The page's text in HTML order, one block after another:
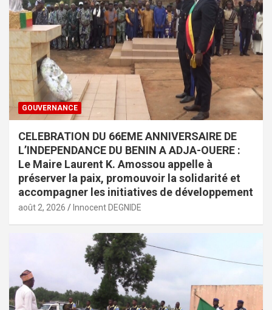
GOUVERNANCE
CELEBRATION DU 66EME ANNIVERSAIRE DE
L’INDEPENDANCE DU BENIN A ADJA-OUERE :
Le Maire Laurent K. Amossou appelle à
préserver la paix, promouvoir la solidarité et
accompagner les initiatives de développement
août 2, 2026 Innocent DEGNIDE